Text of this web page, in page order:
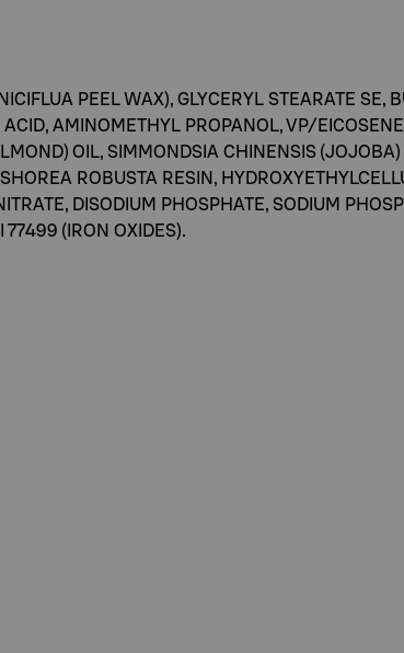
PEEL WAX), GLYCERYL STEARATE SE,
AMINOMETHYL PROPANOL, VP/
OIL, SIMMONDSIA CHINENSIS (JOJOBA)
ROBUSTA RESIN,
DISODIUM PHOSPHATE, SODIUM
77499 (IRON OXIDES).